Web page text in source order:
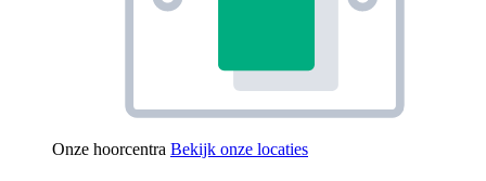
Onze hoorcentra Bekijk onze locaties